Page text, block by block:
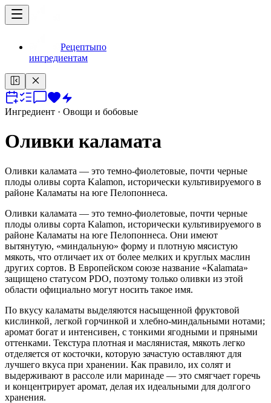
Рецептыпо
ингредиентам
Ингредиент · Овощи и бобовые
Оливки каламата
Оливки каламата — это темно-фиолетовые, почти черные
плоды оливы сорта Kalamon, исторически культивируемого в
районе Каламаты на юге Пелопоннеса.
Оливки каламата — это темно-фиолетовые, почти черные
плоды оливы сорта Kalamon, исторически культивируемого в
районе Каламаты на юге Пелопоннеса. Они имеют
вытянутую, «миндальную» форму и плотную мясистую
мякоть, что отличает их от более мелких и круглых маслин
других сортов. В Европейском союзе название «Kalamata»
защищено статусом PDO, поэтому только оливки из этой
области официально могут носить такое имя.
По вкусу каламаты выделяются насыщенной фруктовой
кислинкой, легкой горчинкой и хлебно-миндальными нотами;
аромат богат и интенсивен, с тонкими ягодными и пряными
оттенками. Текстура плотная и маслянистая, мякоть легко
отделяется от косточки, которую зачастую оставляют для
лучшего вкуса при хранении. Как правило, их солят и
выдерживают в рассоле или маринаде — это смягчает горечь
и концентрирует аромат, делая их идеальными для долгого
хранения.